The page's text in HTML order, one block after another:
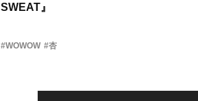
SWEAT』
#WOWOW #杏